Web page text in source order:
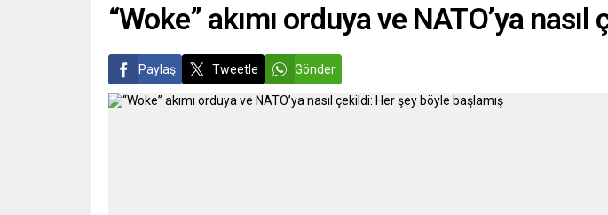
“Woke” akımı orduya ve NATO’ya
Paylaş Tweetle Gönder